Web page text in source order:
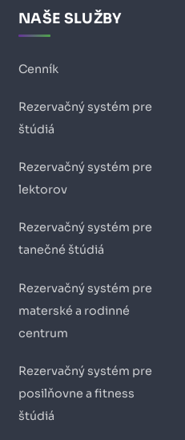
NAŠE SLUŽBY
Cenník
Rezervačný systém pre
štúdiá
Rezervačný systém pre
lektorov
Rezervačný systém pre
tanečné štúdiá
Rezervačný systém pre
materské a rodinné
centrum
Rezervačný systém pre
posilňovne a fitness
štúdiá